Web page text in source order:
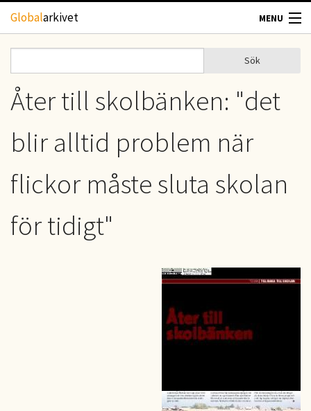
Hoppa till huvudinnehåll
Globalarkivet MENU
TIDSKRIFTER
GEOGRAFI
KONTAKT
Sökformulär
Sök
Åter till skolbänken: "det
blir alltid problem när
flickor måste sluta skolan
för tidigt"